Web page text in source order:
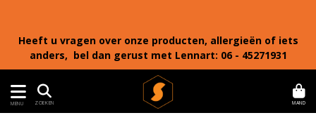
Heeft u vragen over onze producten, allergieën of iets
anders, bel dan gerust met Lennart: 06 - 45271931
MENU ZOEKEN MAND